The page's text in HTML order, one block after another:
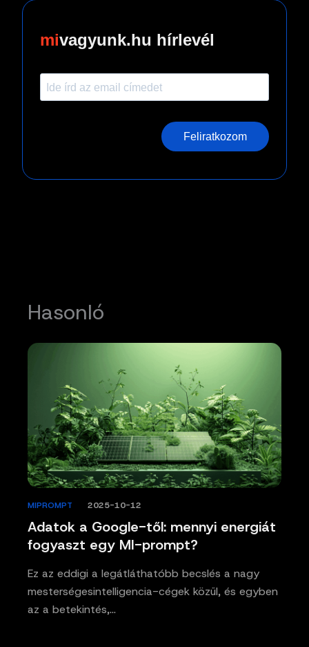
vagyunk.hu hírlevél
Feliratkozom
Hasonló
Adatok a Google-től: mennyi energiát
fogyaszt egy MI-prompt?
MIPROMPT 2025-10-12
Ez az eddigi a legátláthatóbb becslés a nagy
mesterségesintelligencia-cégek közül, és egyben
az a betekintés,…